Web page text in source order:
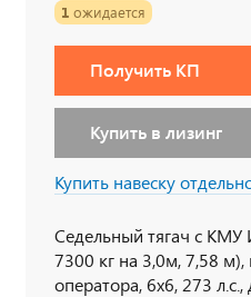
1 ожидается
Получить КП
Купить в лизинг
Купить навеску
Седельный тягач с
7300 кг на 3,0м, 7,58 м),
оператора, 6х6, 273